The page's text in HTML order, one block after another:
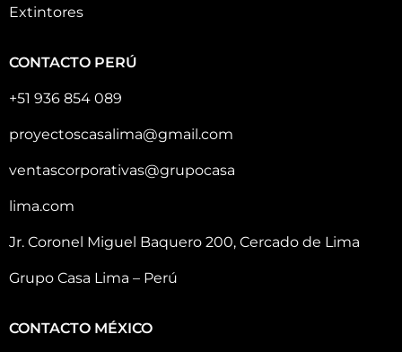
Extintores
CONTACTO PERÚ
+51 936 854 089
proyectoscasalima@gmail.com
ventascorporativas@grupocasa
lima.com
Jr. Coronel Miguel Baquero 200, Cercado de Lima
Grupo Casa Lima – Perú
CONTACTO MÉXICO